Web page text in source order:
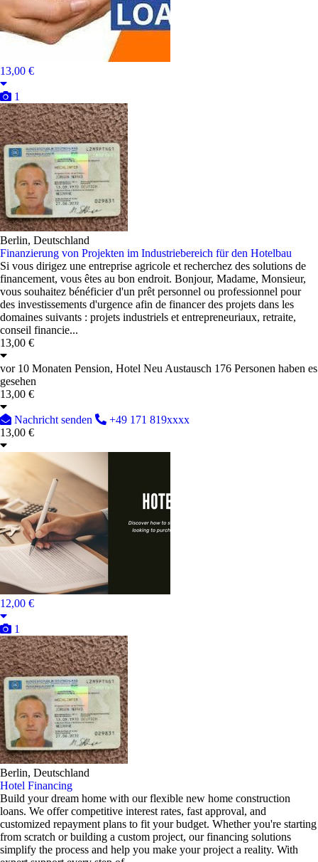
13,00 €
1
Berlin, Deutschland
Finanzierung von Projekten im Industriebereich für den Hotelbau
Si vous dirigez une entreprise agricole et recherchez des solutions de
financement, vous êtes au bon endroit. Bonjour, Madame, Monsieur,
vous souhaitez bénéficier d'un prêt personnel ou professionnel pour
des investissements d'urgence afin de financer des projets dans les
domaines suivants : projets industriels et entrepreneuriaux, retraite,
conseil financie...
13,00 €
vor 10 Monaten Pension, Hotel Neu Austausch 176 Personen haben es
gesehen
13,00 €
Nachricht senden
+49 171 819xxxx
13,00 €
12,00 €
1
Berlin, Deutschland
Hotel Financing
Build your dream home with our flexible new home construction
loans. We offer competitive interest rates, fast approval, and
customized repayment plans to fit your budget. Whether you're starting
from scratch or building a custom project, our financing solutions
simplify the process and help you make your project a reality. With